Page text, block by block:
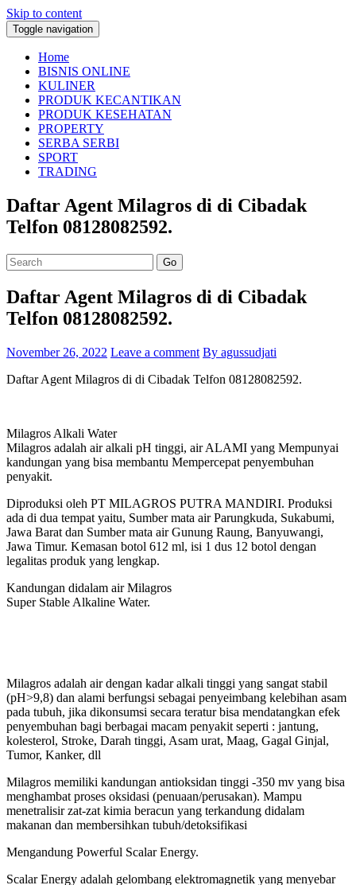
Skip to content
Toggle navigation
Home
BISNIS ONLINE
KULINER
PRODUK KECANTIKAN
PRODUK KESEHATAN
PROPERTY
SERBA SERBI
SPORT
TRADING
Daftar Agent Milagros di di Cibadak
Telfon 08128082592.
Go
Daftar Agent Milagros di di Cibadak
Telfon 08128082592.
November 26, 2022 Leave a comment By agussudjati
Daftar Agent Milagros di di Cibadak Telfon 08128082592.
Milagros Alkali Water
Milagros adalah air alkali pH tinggi, air ALAMI yang Mempunyai
kandungan yang bisa membantu Mempercepat penyembuhan
penyakit.
Diproduksi oleh PT MILAGROS PUTRA MANDIRI. Produksi
ada di dua tempat yaitu, Sumber mata air Parungkuda, Sukabumi,
Jawa Barat dan Sumber mata air Gunung Raung, Banyuwangi,
Jawa Timur. Kemasan botol 612 ml, isi 1 dus 12 botol dengan
legalitas produk yang lengkap.
Kandungan didalam air Milagros
Super Stable Alkaline Water.
Milagros adalah air dengan kadar alkali tinggi yang sangat stabil
(pH>9,8) dan alami berfungsi sebagai penyeimbang kelebihan asam
pada tubuh, jika dikonsumsi secara teratur bisa mendatangkan efek
penyembuhan bagi berbagai macam penyakit seperti : jantung,
kolesterol, Stroke, Darah tinggi, Asam urat, Maag, Gagal Ginjal,
Tumor, Kanker, dll
Milagros memiliki kandungan antioksidan tinggi -350 mv yang bisa
menghambat proses oksidasi (penuaan/perusakan). Mampu
menetralisir zat-zat kimia beracun yang terkandung didalam
makanan dan membersihkan tubuh/detoksifikasi
Mengandung Powerful Scalar Energy.
Scalar Energy adalah gelombang elektromagnetik yang menyebar